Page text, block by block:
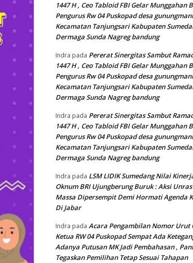
1447 H , Ceo Tabloid FBI Gelar Munggahan
Pengurus Rw 04 Puskopad desa
Kecamatan Tanjungsari Kabupaten
Dermaga Sunda Nagreg bandung
Indra pada Pererat Sinergitas Sambut
1447 H , Ceo Tabloid FBI Gelar Munggahan
Pengurus Rw 04 Puskopad desa
Kecamatan Tanjungsari Kabupaten
Dermaga Sunda Nagreg bandung
Indra pada Pererat Sinergitas Sambut
1447 H , Ceo Tabloid FBI Gelar Munggahan
Pengurus Rw 04 Puskopad desa
Kecamatan Tanjungsari Kabupaten
Dermaga Sunda Nagreg bandung
Indra pada LSM LIDIK Sumedang Nilai
Oknum BRI Ujungberung Buruk : Aksi Unras
Massa Dipersempit Demi Hormati Agenda
Di Jabar
Indra pada Acara Pengambilan Nomor Urut
Ketua RW 04 Puskopad Sempat Ada
Adanya Putusan MK Jadi Pembahasan ,
Tegaskan Pemilihan Tetap Sesuai Tahapan